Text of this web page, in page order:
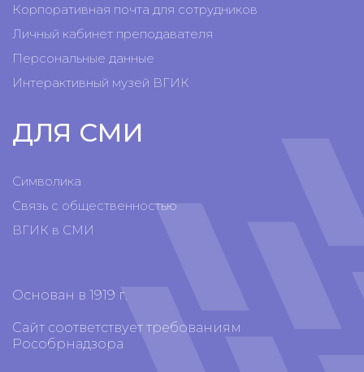
Корпоративная почта для сотрудников
Личный кабинет преподавателя
Персональные данные
Интерактивный музей ВГИК
ДЛЯ СМИ
Символика
Связь с общественностью
ВГИК в СМИ
Основан в 1919 г.
Сайт соответствует требованиям
Рособрнадзора